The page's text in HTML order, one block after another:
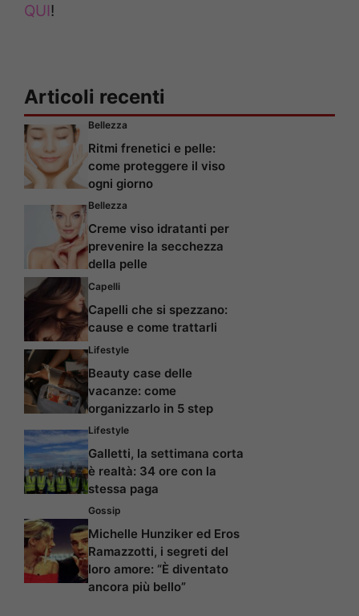
QUI!
Articoli recenti
Bellezza
Ritmi frenetici e pelle:
come proteggere il viso
ogni giorno
Bellezza
Creme viso idratanti per
prevenire la secchezza
della pelle
Capelli
Capelli che si spezzano:
cause e come trattarli
Lifestyle
Beauty case delle
vacanze: come
organizzarlo in 5 step
Lifestyle
Galletti, la settimana corta
è realtà: 34 ore con la
stessa paga
Gossip
Michelle Hunziker ed Eros
Ramazzotti, i segreti del
loro amore: “È diventato
ancora più bello”